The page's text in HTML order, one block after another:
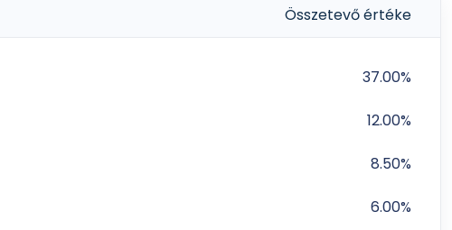
Összetevő értéke
37.00%
12.00%
8.50%
6.00%